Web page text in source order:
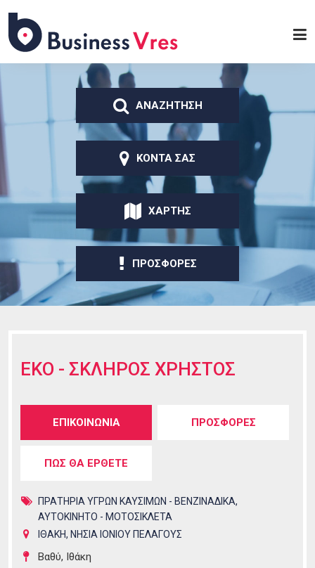
κυρίως περιεχόμενο
Business
ΑΝΑΖΗΤΗΣΗ
ΚΟΝΤΑ ΣΑΣ
ΧΑΡΤΗΣ
ΠΡΟΣΦΟΡΕΣ
EKO - ΣΚΛΗΡΟΣ ΧΡΗΣΤΟΣ
Tabs group καταχώρησης
ΕΠΙΚΟΙΝΩΝΙΑ
καρτέλα)
ΠΡΟΣΦΟΡΕΣ
ΠΩΣ ΘΑ ΕΡΘΕΤΕ
ΠΡΑΤΗΡΙΑ ΥΓΡΩΝ ΚΑΥΣΙΜΩΝ - ΒΕΝΖΙΝΑΔΙΚΑ,
ΑΥΤΟΚΙΝΗΤΟ - ΜΟΤΟΣΙΚΛΕΤΑ
ΙΘΑΚΗ, ΝΗΣΙΑ ΙΟΝΙΟΥ ΠΕΛΑΓΟΥΣ
Βαθύ, Ιθάκη